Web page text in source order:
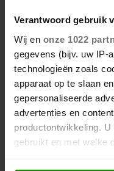
Verantwoord gebruik
Wij en onze 1022
gegevens (bijv. uw IP-
technologieën zoals
apparaat op te slaan
gepersonaliseerde
advertenties en
productontwikkeling.
gebruikt en met welke
19 april 2022
HARRY EN
BALKON
Maar het tweetal zal
het jubileum van de